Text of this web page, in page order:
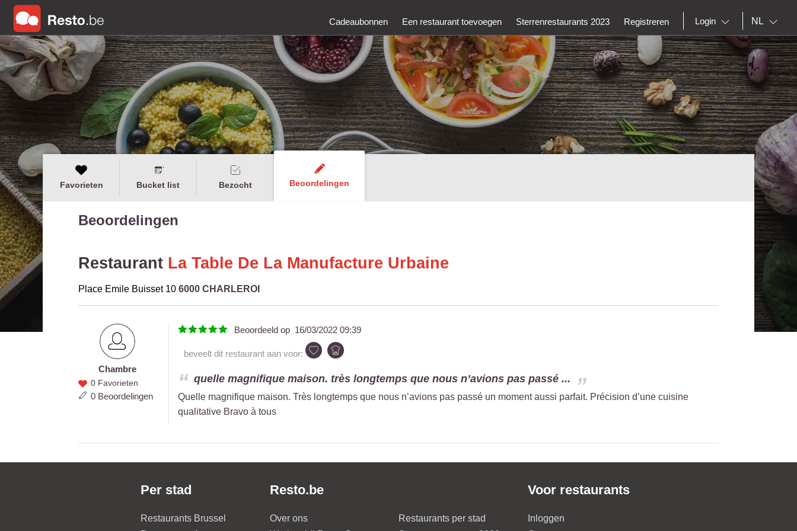
Cadeaubonnen Een restaurant toevoegen Sterrenrestaurants 2023 Registreren Login NL
Favorieten Bucket list Bezocht Beoordelingen
Beoordelingen
Restaurant La Table De La Manufacture Urbaine
Place Emile Buisset 10 6000 CHARLEROI
Chambre
Chambre
0 Favorieten
0 Beoordelingen
Beoordeeld op 16/03/2022 09:39
beveelt dit restaurant aan voor:
quelle magnifique maison. très longtemps que nous n’avions pas passé ...
Quelle magnifique maison. Très longtemps que nous n’avions pas passé un moment aussi parfait. Précision d’une cuisine
qualitative Bravo à tous
Per stad
Restaurants Brussel
Resto.be
Over ons
Restaurants per stad
Voor restaurants
Inloggen